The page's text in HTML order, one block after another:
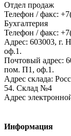
Отдел продаж
Телефон / факс:
Бухгалтерия
Телефон / факс:
Адрес: 603003, г.
оф.1.
Почтовый адрес:
пом. П1, оф.1.
Адрес склада:
54. Склад №4
Адрес
Информация